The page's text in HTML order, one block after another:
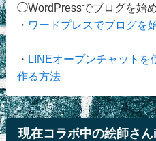
◯WordPressでブログを始
・ ワードプレスでブログを
・ LINEオープンチャットを
作る方法
現在コラボ中の絵師さ